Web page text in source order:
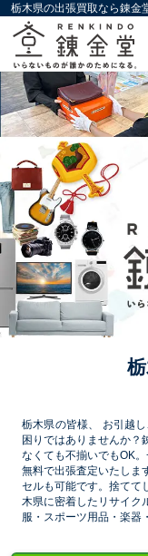
栃木県の出張買取なら錬金
栃木県の皆様、 お引越
困りではありませんか？
なくても不揃いでもOK
無料で出張査定いたしま
セルも可能です。捨てて
木県に密着したリサイク
服・スポーツ用品・楽器